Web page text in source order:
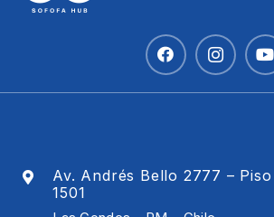
Av. Andrés Bello 2777 –
1501